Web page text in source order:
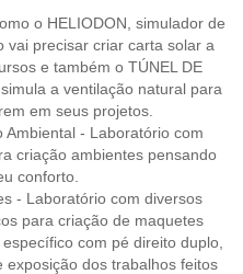
o HELIODON, simulador de
vai precisar criar carta solar a
e também o TÚNEL DE
a ventilação natural para
em seus projetos.
Ambiental - Laboratório com
criação ambientes pensando
conforto.
- Laboratório com diversos
para criação de maquetes
com pé direito duplo,
dos trabalhos feitos